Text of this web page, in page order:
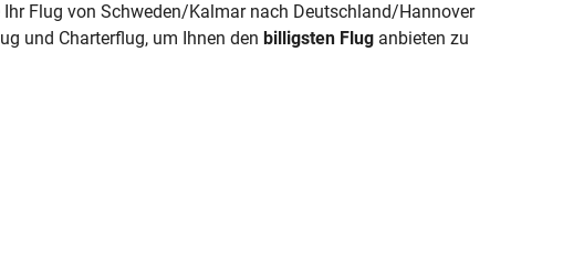
Flug von Schweden/Kalmar nach Deutschland/Hannover
und Charterflug, um Ihnen denbilligsten Flug anbieten zu